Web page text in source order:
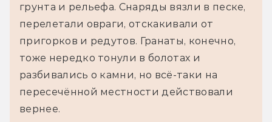
грунта и рельефа. Снаряды вязли в песке,
перелетали овраги, отскакивали от
пригорков и редутов. Гранаты, конечно,
тоже нередко тонули в болотах и
разбивались о камни, но всё-таки на
пересечённой местности действовали
вернее.